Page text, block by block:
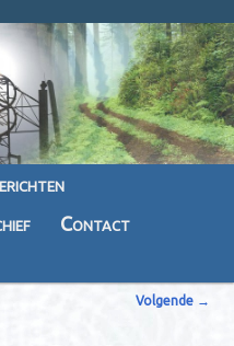
Contact
Volgende →